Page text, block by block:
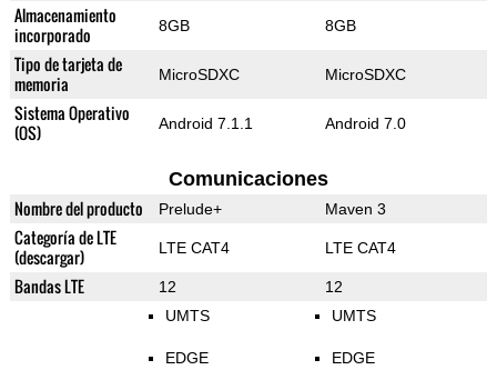
Almacenamiento
incorporado
8GB 8GB
Tipo de tarjeta de
memoria
MicroSDXC MicroSDXC
Sistema Operativo
(OS)
Android 7.1.1 Android 7.0
Comunicaciones
Nombre del producto Prelude+ Maven 3
Categoría de LTE
(descargar)
LTE CAT4 LTE CAT4
Bandas LTE 12 12
UMTS
EDGE
UMTS
EDGE